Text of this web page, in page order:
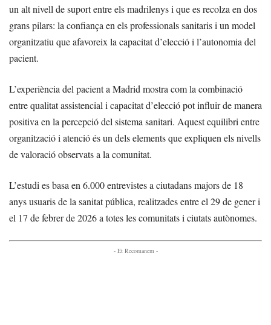
un alt nivell de suport entre els madrilenys i que es recolza en dos
grans pilars: la confiança en els professionals sanitaris i un model
organitzatiu que afavoreix la capacitat d’elecció i l’autonomia del
pacient.
L’experiència del pacient a Madrid mostra com la combinació
entre qualitat assistencial i capacitat d’elecció pot influir de manera
positiva en la percepció del sistema sanitari. Aquest equilibri entre
organització i atenció és un dels elements que expliquen els nivells
de valoració observats a la comunitat.
L’estudi es basa en 6.000 entrevistes a ciutadans majors de 18
anys usuaris de la sanitat pública, realitzades entre el 29 de gener i
el 17 de febrer de 2026 a totes les comunitats i ciutats autònomes.
- Et Recomanem -